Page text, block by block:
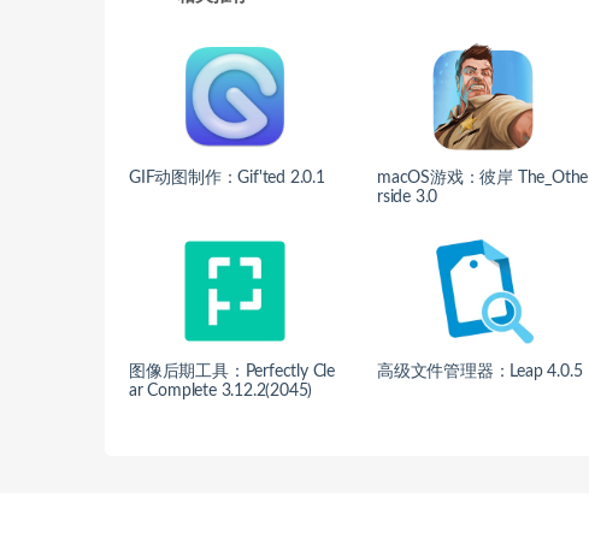
GIF动图制作：Gif'ted 2.0.1
macOS游戏：彼岸 The_Othe
rside 3.0
图像后期工具：Perfectly Cle
ar Complete 3.12.2(2045)
高级文件管理器：Leap 4.0.5